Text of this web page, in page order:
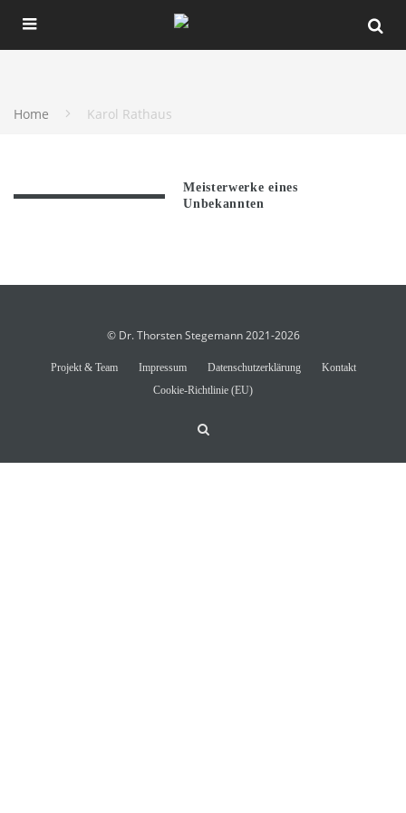
Home Karol Rathaus
Meisterwerke eines
Unbekannten
© Dr. Thorsten Stegemann 2021-2026
Projekt & Team Impressum Datenschutzerklärung
Kontakt
Cookie-Richtlinie (EU)